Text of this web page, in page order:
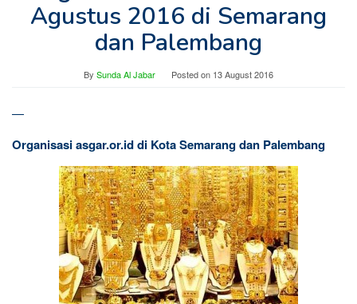
Agustus 2016 di Semarang
dan Palembang
By Sunda Al Jabar Posted on 13 August 2016
—
Organisasi asgar.or.id di Kota Semarang dan Palembang